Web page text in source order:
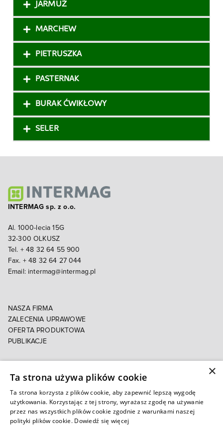
JARMUŻ
MARCHEW
PIETRUSZKA
PASTERNAK
BURAK ĆWIKŁOWY
SELER
INTERMAG sp. z o.o.
Al. 1000-lecia 15G
32-300 OLKUSZ
Tel. + 48 32 64 55 900
Fax. + 48 32 64 27 044
Email: intermag@intermag.pl
NASZA FIRMA
ZALECENIA UPRAWOWE
OFERTA PRODUKTOWA
PUBLIKACJE
POLITYKA COOKIES
E-FAKTURA
Autoryzowany e-sklep
×
Ta strona używa plików cookie
Ta strona korzysta z plików cookie, aby zapewnić lepszą wygodę
użytkowania. Korzystając z tej strony, wyrażasz zgodę na używanie
przez nas wszystkich plików cookie zgodnie z warunkami naszej
polityki plików cookie. Dowiedź się więcej